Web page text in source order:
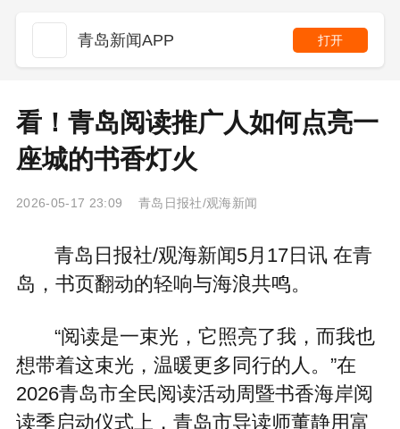
青岛新闻APP 打开
看！青岛阅读推广人如何点亮一
座城的书香灯火
2026-05-17 23:09 青岛日报社/观海新闻
青岛日报社/观海新闻5月17日讯 在青
岛，书页翻动的轻响与海浪共鸣。
“阅读是一束光，它照亮了我，而我也
想带着这束光，温暖更多同行的人。”在
2026青岛市全民阅读活动周暨书香海岸阅
读季启动仪式上，青岛市导读师董静用富